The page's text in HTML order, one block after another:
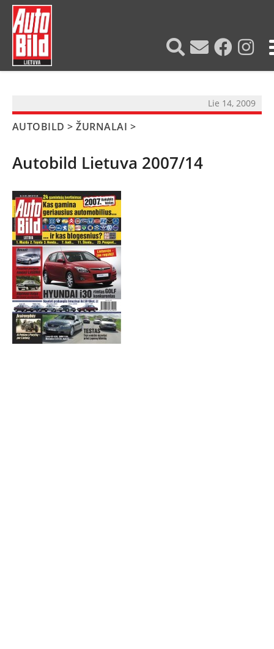
NAUJIENOS
Lie 14, 2009
AUTOBILD >ŽURNALAI >
Autobild Lietuva 2007/14